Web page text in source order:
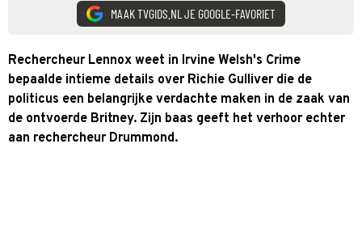
MAAK TVGIDS.NL JE GOOGLE-FAVORIET
Rechercheur Lennox weet in Irvine Welsh's Crime
bepaalde intieme details over Richie Gulliver die de
politicus een belangrijke verdachte maken in de zaak van
de ontvoerde Britney. Zijn baas geeft het verhoor echter
aan rechercheur Drummond.